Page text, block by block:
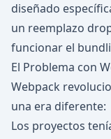
diseñado
un reemplazo
funcionar el
El Problema con
Webpack
una era diferente:
Los proyectos